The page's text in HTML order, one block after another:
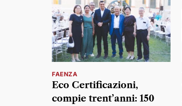
FAENZA
Eco Certificazioni,
compie trent’anni: 150